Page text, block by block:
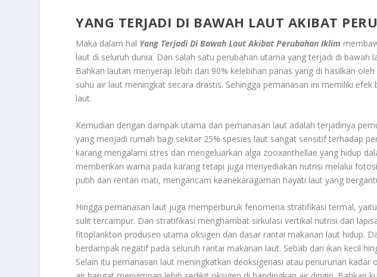
YANG TERJADI DI BAWAH LAUT AKIBAT
Maka dalam hal Yang Terjadi Di Bawah Laut Akibat Perubahan Iklim
laut di seluruh dunia. Dan salah satu perubahan utama yang terjadi di bawah
Bahkan lautan menyerap lebih dari 90% kelebihan panas yang di hasilkan
suhu air laut meningkat secara drastis. Sehingga pemanasan ini memiliki
laut.
Kemudian dengan dampak utama dari pemanasan laut adalah terjadinya
yang menjadi rumah bagi sekitar 25% spesies laut sangat sensitif terhadap
karang mengalami stres dan mengeluarkan alga zooxanthellae yang hidup
memberikan warna pada karang tetapi juga menyediakan nutrisi melalui
putih dan rentan mati, mengancam keanekaragaman hayati laut yang
Hingga pemanasan laut juga memperburuk fenomena stratifikasi termal,
sulit tercampur. Dan stratifikasi menghambat sirkulasi vertikal nutrisi dari
fitoplankton produsen utama oksigen dan dasar rantai makanan laut hidup.
berdampak negatif pada seluruh rantai makanan laut. Sebab dari ikan kecil
Selain itu pemanasan laut meningkatkan deoksigenasi atau penurunan kadar